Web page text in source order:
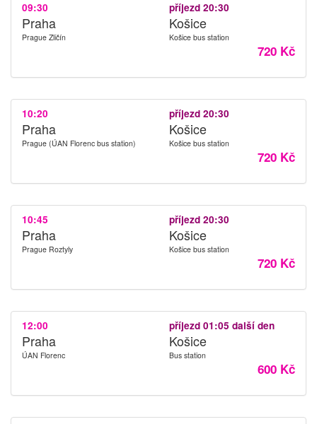
09:30
Praha
Prague Zličín
příjezd 20:30
Košice
Košice bus station
720 Kč
10:20
Praha
Prague (ÚAN Florenc bus station)
příjezd 20:30
Košice
Košice bus station
720 Kč
10:45
Praha
Prague Roztyly
příjezd 20:30
Košice
Košice bus station
720 Kč
12:00
Praha
ÚAN Florenc
příjezd 01:05 další den
Košice
Bus station
600 Kč